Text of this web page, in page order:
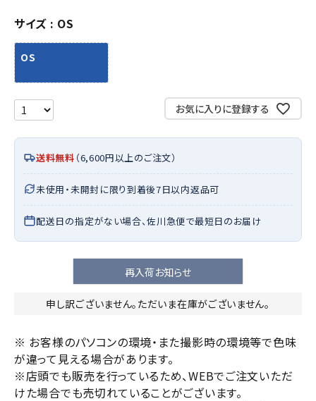
サイズ OS
OS
お気に入りに登録する
送料無料 （6,600円以上のご注文）
未使用・未開封に限り到着後7日以内返品可
配送日の指定がない場合、佐川急便で最短日のお届け
再入荷お知らせ
申し訳ございません。ただいま在庫がございません。
※ お客様のパソコンの環境・また撮影時の環境等で色味
が違って見える場合があります。
※店頭でも販売を行っているため、WEBでご注文いただ
けた場合でも売切れていることがございます。